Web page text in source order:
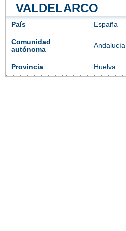
VALDELARCO
País España
Comunidad
autónoma
Andalucía
Provincia Huelva